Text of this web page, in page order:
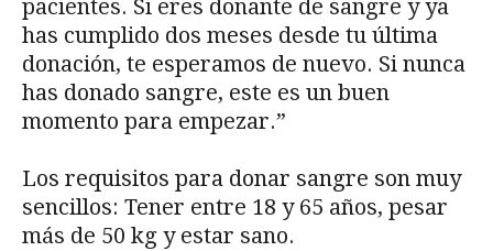
pacientes. Si eres donante de sangre y ya
has cumplido dos meses desde tu última
donación, te esperamos de nuevo. Si nunca
has donado sangre, este es un buen
momento para empezar.”
Los requisitos para donar sangre son muy
sencillos: Tener entre 18 y 65 años, pesar
más de 50 kg y estar sano.